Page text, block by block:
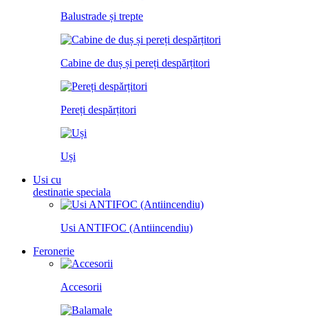
Balustrade și trepte
Cabine de duș și pereți despărțitori
Pereți despărțitori
Uși
Usi cu
destinatie speciala
Usi ANTIFOC (Antiincendiu)
Feronerie
Accesorii